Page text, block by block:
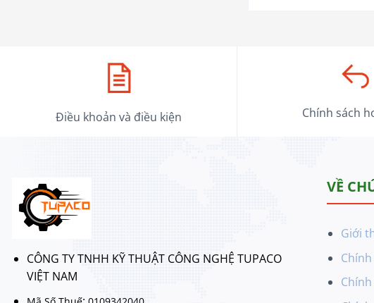
Điều khoản và điều kiện Chính sách
CÔNG TY TNHH KỸ THUẬT CÔNG NGHỆ TUPACO
VIỆT NAM
VỀ
Giới